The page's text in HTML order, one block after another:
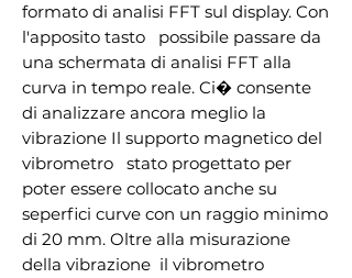
formato di analisi FFT sul display. Con
l'apposito tasto   possibile passare da
una schermata di analisi FFT alla
curva in tempo reale. Ci� consente
di analizzare ancora meglio la
vibrazione Il supporto magnetico del
vibrometro   stato progettato per
poter essere collocato anche su
seperfici curve con un raggio minimo
di 20 mm. Oltre alla misurazione
della vibrazione  il vibrometro